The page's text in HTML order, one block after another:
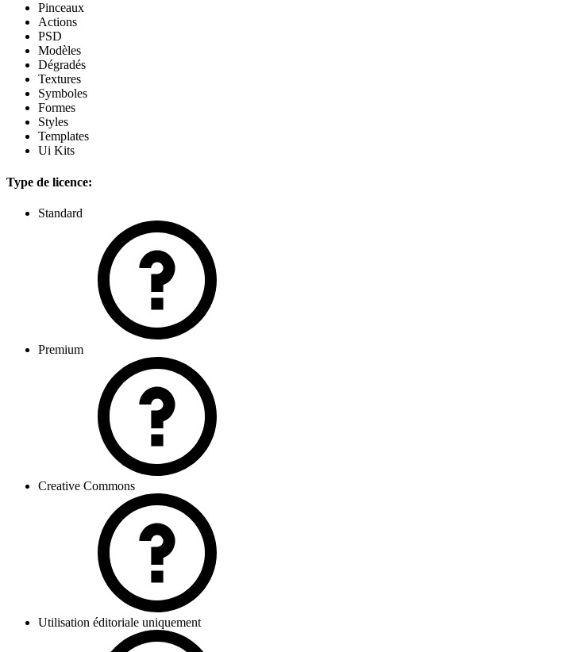
Pinceaux
Actions
PSD
Modèles
Dégradés
Textures
Symboles
Formes
Styles
Templates
Ui Kits
Type de licence:
Standard
Premium
Creative Commons
Utilisation éditoriale uniquement